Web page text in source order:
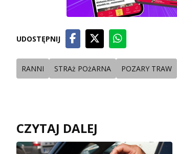
UDOSTĘPNIJ
RANNI STRAż POżARNA POZARY TRAW
CZYTAJ DALEJ